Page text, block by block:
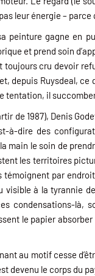
leur énergie – parce
gagne en
et prend soin
cru devoir
depuis Ruysdeal,
tentation, il
de 1987), Denis
à-dire des
main le soin de
les territoires
par
à la tyrannie
condensations-là,
le papier
au motif cesse
devenu le corps du